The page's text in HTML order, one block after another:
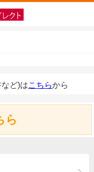
ど)はこちらから
ら